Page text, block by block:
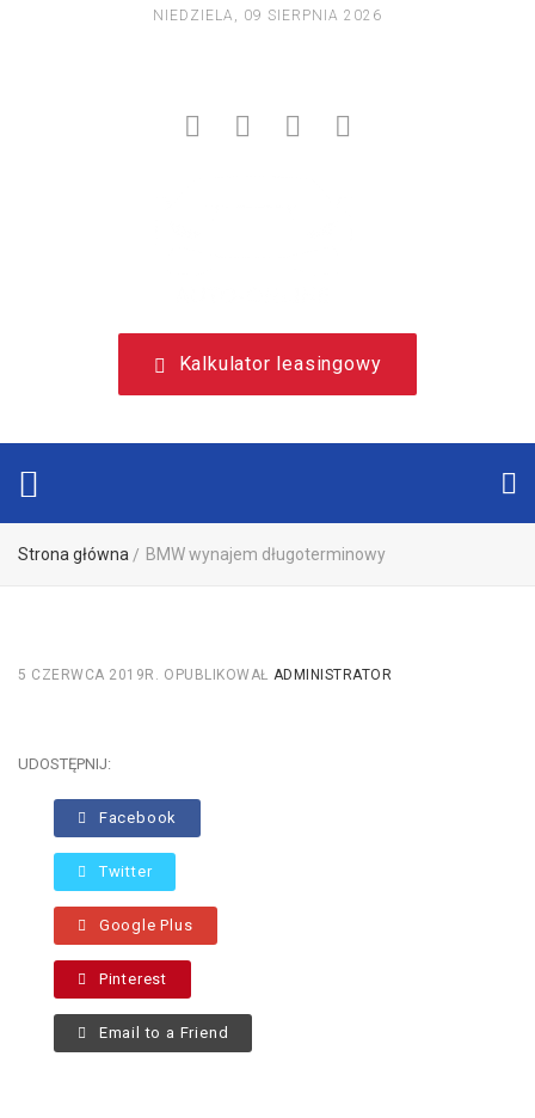
NIEDZIELA, 09 SIERPNIA 2026
Kalkulator leasingowy
Strona główna BMW wynajem długoterminowy
5 CZERWCA 2019R. OPUBLIKOWAŁ ADMINISTRATOR
UDOSTĘPNIJ:
Facebook
Twitter
Google Plus
Pinterest
Email to a Friend